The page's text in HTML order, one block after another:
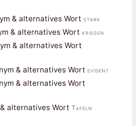
& alternatives Wort stark
& alternatives Wort kriegen
& alternatives Wort
& alternatives Wort evident
& alternatives Wort
alternatives Wort Tafeln